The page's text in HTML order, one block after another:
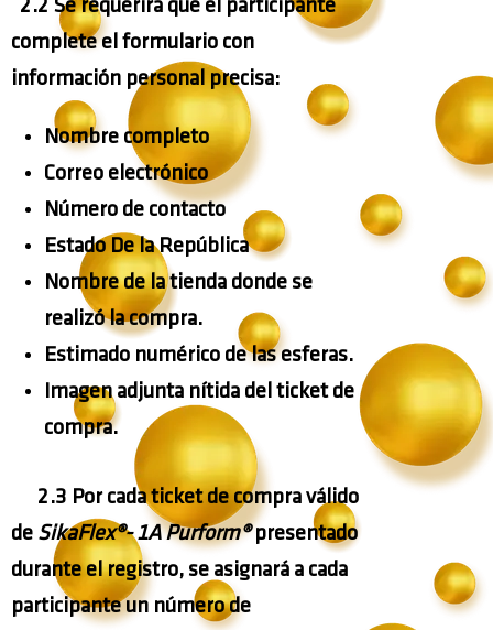
2.2 Se requerirá que el participante
complete el formulario con
información personal precisa:
Nombre completo
Correo electrónico
Número de contacto
Estado De la República
Nombre de la tienda donde se
realizó la compra.
Estimado numérico de las esferas.
Imagen adjunta nítida del ticket de
compra.
2.3 Por cada ticket de compra válido
de SikaFlex®- 1A Purform®presentado
durante el registro, se asignará a cada
participante un número de